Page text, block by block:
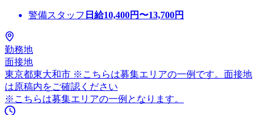
警備スタッフ 日給10,400円〜13,700円
勤務地
面接地
東京都東大和市 ※こちらは募集エリアの一例です。面接地
は原稿内をご確認ください
※こちらは募集エリアの一例となります。